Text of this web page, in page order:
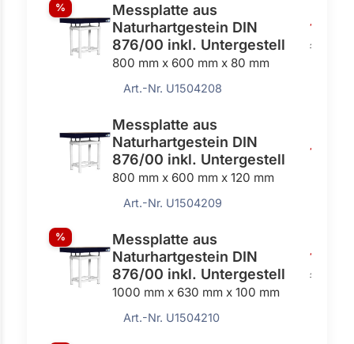
%
Messplatte aus
Naturhartgestein DIN
876/00 inkl. Untergestell
800 mm x 600 mm x 80 mm
Art.-Nr. U1504208
Messplatte aus
Naturhartgestein DIN
876/00 inkl. Untergestell
800 mm x 600 mm x 120 mm
Art.-Nr. U1504209
%
Messplatte aus
Naturhartgestein DIN
876/00 inkl. Untergestell
1000 mm x 630 mm x 100 mm
Art.-Nr. U1504210